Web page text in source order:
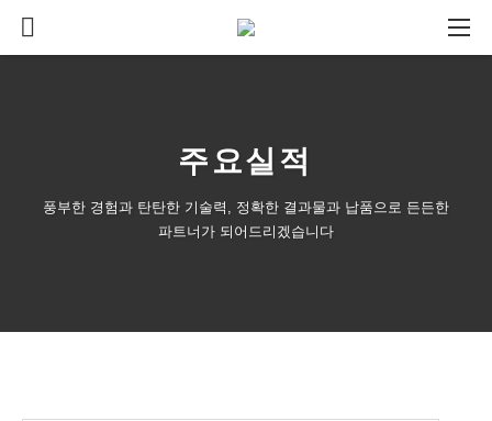
주요실적
풍부한 경험과 탄탄한 기술력, 정확한 결과물과 납품으로 든든한
파트너가 되어드리겠습니다